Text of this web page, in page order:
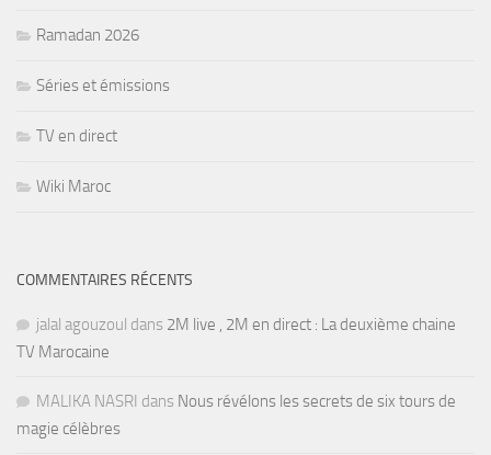
Ramadan 2026
Séries et émissions
TV en direct
Wiki Maroc
COMMENTAIRES RÉCENTS
jalal agouzoul dans 2M live , 2M en direct : La deuxième chaine
TV Marocaine
MALIKA NASRI dans Nous révélons les secrets de six tours de
magie célèbres